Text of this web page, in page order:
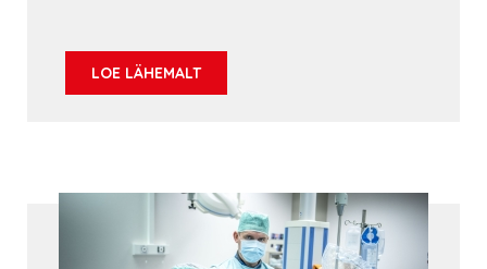
keskendub eelkõige noorte meeste
südametervise hoidmisele.
LOE LÄHEMALT